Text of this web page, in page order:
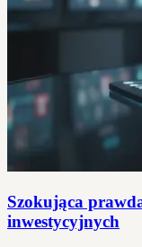
Szokująca
inwestycyjnych